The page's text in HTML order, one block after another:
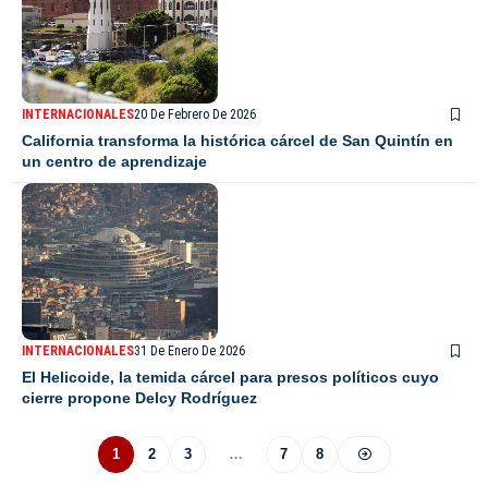
INTERNACIONALES20 De Febrero De 2026
California transforma la histórica cárcel de San Quintín en
un centro de aprendizaje
INTERNACIONALES31 De Enero De 2026
El Helicoide, la temida cárcel para presos políticos cuyo
cierre propone Delcy Rodríguez
1 2 3 … 7 8